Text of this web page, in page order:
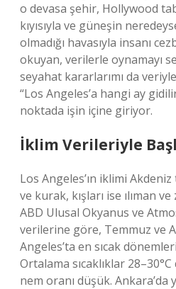
o devasa şehir, Hollywood
kıyısıyla ve güneşin
olmadığı havasıyla insanı
okuyan, verilerle oynamayı
seyahat kararlarımı da
“Los Angeles’a hangi ay
noktada işin içine giriyor.
İklim Verileriyle
Los Angeles’ın iklimi Akdeniz
ve kurak, kışları ise ılıman
ABD Ulusal Okyanus ve
verilerine göre, Temmuz ve
Angeles’ta en sıcak
Ortalama sıcaklıklar
nem oranı düşük.